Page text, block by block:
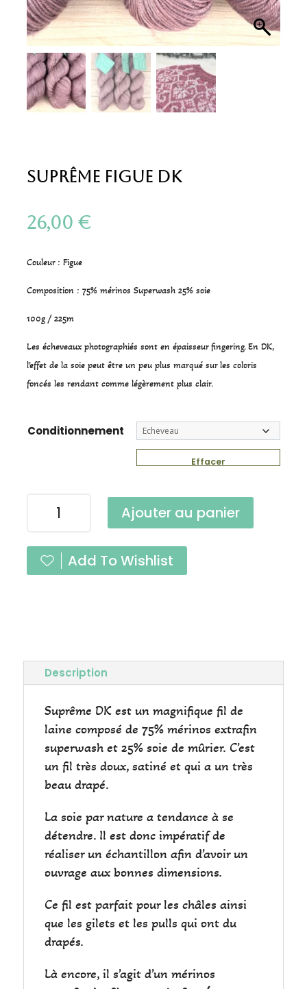
Suprême Figue DK
26,00 €
Couleur : Figue
Composition : 75% mérinos Superwash 25% soie
100g / 225m
Les écheveaux photographiés sont en épaisseur fingering. En DK,
l’effet de la soie peut être un peu plus marqué sur les coloris
foncés les rendant comme légèrement plus clair.
Conditionnement
Effacer
Figue
DK
Ajouter au panier
Add To Wishlist
Description
Suprême DK est un magnifique fil de
laine composé de 75% mérinos extrafin
superwash et 25% soie de mûrier. C’est
un fil très doux, satiné et qui a un très
beau drapé.
La soie par nature a tendance à se
détendre. Il est donc impératif de
réaliser un échantillon afin d’avoir un
ouvrage aux bonnes dimensions.
Ce fil est parfait pour les châles ainsi
que les gilets et les pulls qui ont du
drapés.
Là encore, il s’agit d’un mérinos